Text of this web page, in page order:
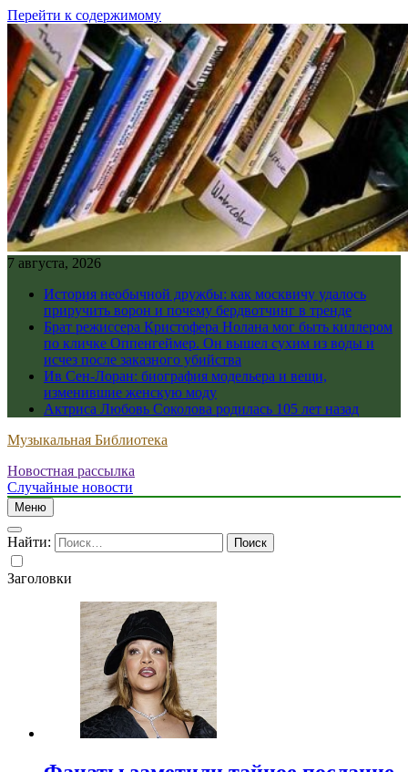
Перейти к содержимому
7 августа, 2026
История необычной дружбы: как москвичу удалось
приручить ворон и почему бердвотчинг в тренде
Брат режиссера Кристофера Нолана мог быть киллером
по кличке Оппенгеймер. Он вышел сухим из воды и
исчез после заказного убийства
Ив Сен-Лоран: биография модельера и вещи,
изменившие женскую моду
Актриса Любовь Соколова родилась 105 лет назад
Музыкальная Библиотека
Новостная рассылка
Случайные новости
Меню
Найти:
Заголовки